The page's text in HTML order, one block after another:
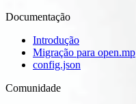
Documentação
Introdução
Migração para open.mp
config.json
Comunidade